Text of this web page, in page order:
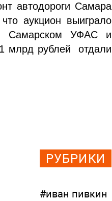
автодороги Самара
аукцион выиграло
Самарском УФАС и
млрд рублей отдали
РУБРИКИ
#иван пивкин